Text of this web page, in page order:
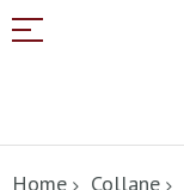
al
Home Collane